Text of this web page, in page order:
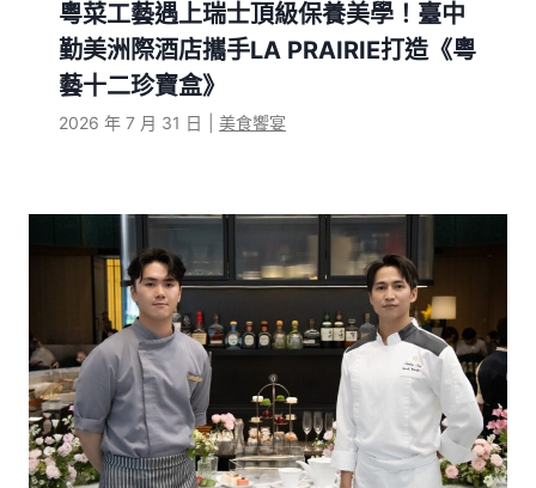
粵菜工藝遇上瑞士頂級保養美學！臺中
勤美洲際酒店攜手LA PRAIRIE打造《粵
藝十二珍寶盒》
2026 年 7 月 31 日 美食饗宴